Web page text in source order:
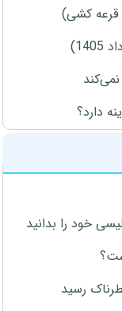
دارد؟
خود را بدانید
رسید